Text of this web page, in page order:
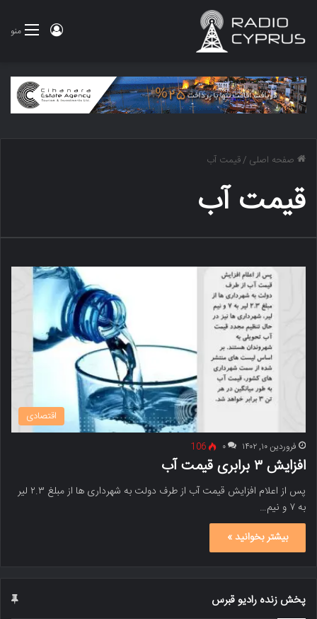
منو ورود
صفحه اصلی /قیمت آب
قیمت آب
اقتصادی
فروردین ۱۰, ۱۴۰۲ ۰ 106
افزایش ۳ برابری قیمت آب
پس از اعلام افزایش قیمت آب از طرف دولت به شهرداری ها از مبلغ ۲.۳ لیر
به ۷ و نیم…
بیشتر بخوانید »
پخش زنده رادیو قبرس